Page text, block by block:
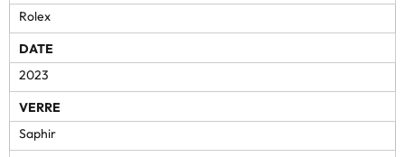
Rolex
DATE
2023
VERRE
Saphir